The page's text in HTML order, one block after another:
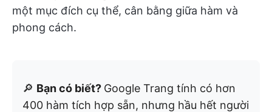
một mục đích cụ thể, cân bằng giữa hàm và
phong cách.
🔎 Bạn có biết? Google Trang tính có hơn
400 hàm tích hợp sẵn, nhưng hầu hết người